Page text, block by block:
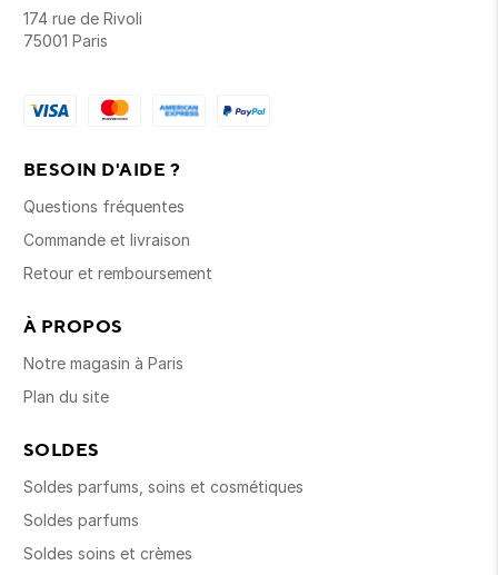
174 rue de Rivoli
75001 Paris
BESOIN D'AIDE ?
Questions fréquentes
Commande et livraison
Retour et remboursement
À PROPOS
Notre magasin à Paris
Plan du site
SOLDES
Soldes parfums, soins et cosmétiques
Soldes parfums
Soldes soins et crèmes